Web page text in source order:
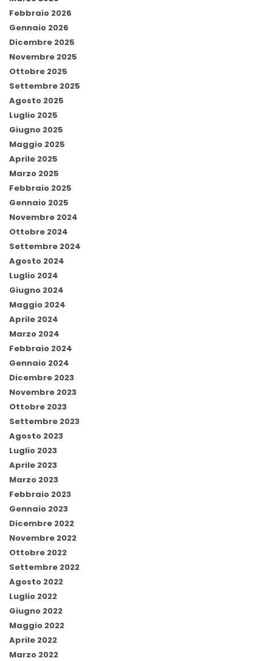
Febbraio 2026
Gennaio 2026
Dicembre 2025
Novembre 2025
Ottobre 2025
Settembre 2025
Agosto 2025
Luglio 2025
Giugno 2025
Maggio 2025
Aprile 2025
Marzo 2025
Febbraio 2025
Gennaio 2025
Novembre 2024
Ottobre 2024
Settembre 2024
Agosto 2024
Luglio 2024
Giugno 2024
Maggio 2024
Aprile 2024
Marzo 2024
Febbraio 2024
Gennaio 2024
Dicembre 2023
Novembre 2023
Ottobre 2023
Settembre 2023
Agosto 2023
Luglio 2023
Aprile 2023
Marzo 2023
Febbraio 2023
Gennaio 2023
Dicembre 2022
Novembre 2022
Ottobre 2022
Settembre 2022
Agosto 2022
Luglio 2022
Giugno 2022
Maggio 2022
Aprile 2022
Marzo 2022